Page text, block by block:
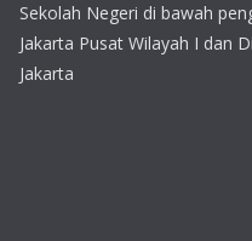
Sekolah Negeri di bawah
Jakarta Pusat Wilayah I dan
Jakarta